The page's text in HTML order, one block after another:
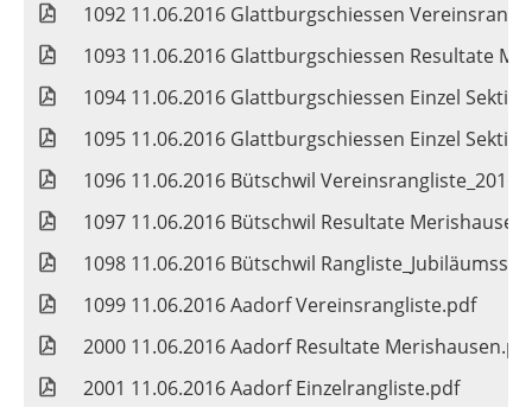
1092 11.06.2016 Glattburgschiessen
1093 11.06.2016 Glattburgschiessen Resultate
1094 11.06.2016 Glattburgschiessen Einzel
1095 11.06.2016 Glattburgschiessen Einzel
1096 11.06.2016 Bütschwil
1097 11.06.2016 Bütschwil Resultate
1098 11.06.2016 Bütschwil
1099 11.06.2016 Aadorf Vereinsrangliste.pdf
2000 11.06.2016 Aadorf Resultate
2001 11.06.2016 Aadorf Einzelrangliste.pdf